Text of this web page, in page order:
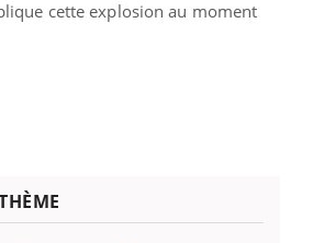
cette explosion au moment